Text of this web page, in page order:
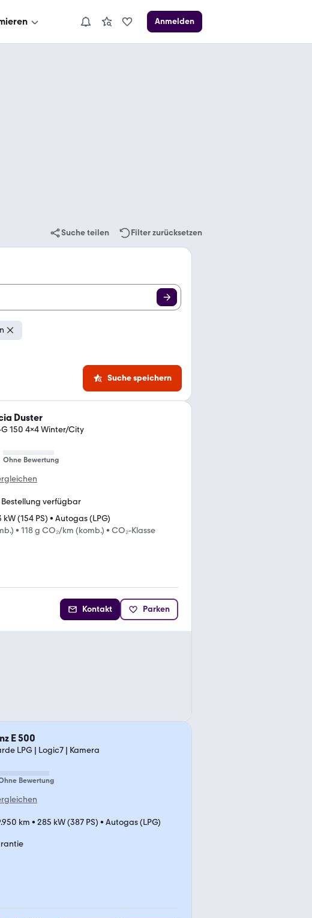
Anmelden
Suche teilen Filter zurücksetzen
Suche speichern
Duster
150 4x4 Winter/City
Ohne Bewertung
verfügbar
kW (154 PS) • Autogas (LPG)
• 118 g CO₂/km (komb.) • CO₂-Klasse
Kontakt Parken
E 500
LPG | Logic7 | Kamera
Bewertung
km • 285 kW (387 PS) • Autogas (LPG)